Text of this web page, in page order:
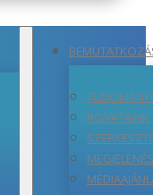
ROVATAINK